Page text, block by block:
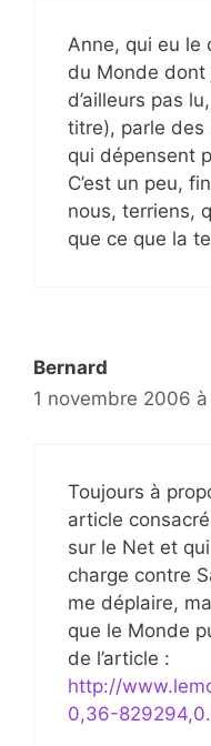
Anne, qui eu le
du Monde dont
d’ailleurs pas
titre), parle des
qui dépensent
C’est un peu,
nous, terriens,
que ce que la
Bernard
1 novembre 2006
Toujours à
article
sur le Net et
charge contre
me déplaire,
que le Monde
de l’article :
http://
0,36-